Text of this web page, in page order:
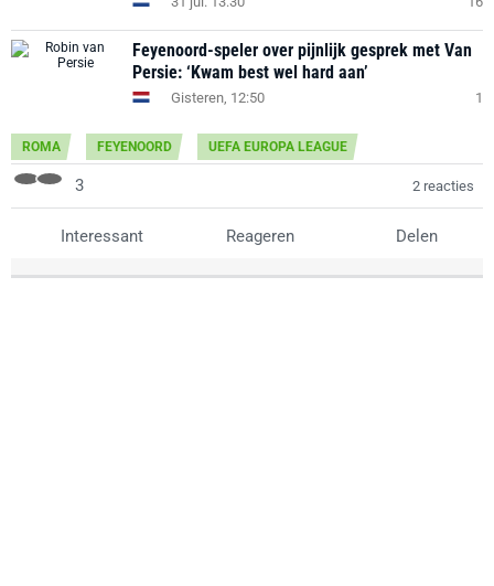
Feyenoord-speler over pijnlijk gesprek met Van
Persie: ‘Kwam best wel hard aan’
Gisteren, 12:50 1
ROMA FEYENOORD UEFA EUROPA LEAGUE
3 2 reacties
Interessant Reageren Delen